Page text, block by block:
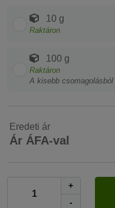
10 g
Raktáron
100 g
Raktáron
A kisebb
Eredeti ár
Ár ÁFA-val
+
-